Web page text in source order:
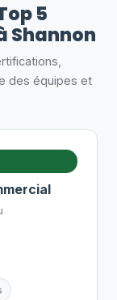
5
Shannon
des équipes et